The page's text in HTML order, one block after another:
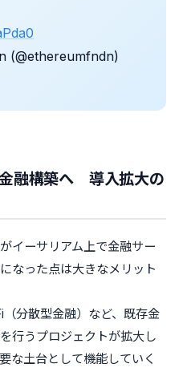
(@ethereumfndn)
融構築へ 導入拡大の
イーサリアム上で金融サー
なった点は大きなメリット
分散型金融）など、既存金
行うプロジェクトが拡大し
な土台として機能していく